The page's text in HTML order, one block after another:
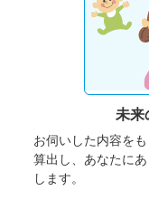
未来
お伺いした内容を
算出し、あなたに
します。